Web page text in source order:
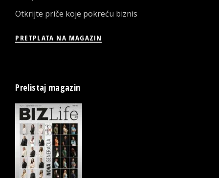
Otkrijte priče koje pokreću biznis
PRETPLATA NA MAGAZIN
Prelistaj magazin